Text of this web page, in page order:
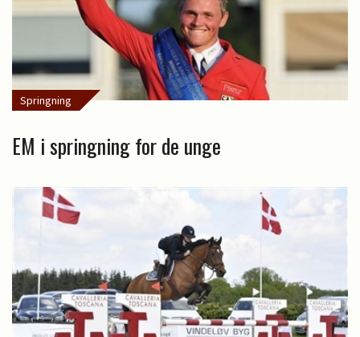
Springning
EM i springning for de unge